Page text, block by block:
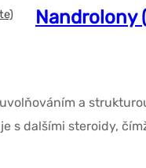
Nandrolony
a
s dalšími steroidy,